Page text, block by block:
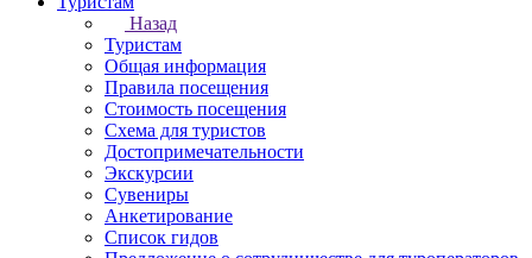
Назад
Туристам
Общая информация
Правила посещения
Стоимость посещения
Схема для туристов
Достопримечательности
Экскурсии
Сувениры
Анкетирование
Список гидов